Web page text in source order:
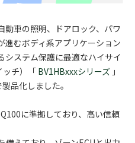
動車の照明、ドアロック、パワ
進むボディ系アプリケーション
システム保護に最適なハイサイ
ッチ）「 BV1HBxxxシリーズ 」
製品化しました。
に準拠しており、高い信頼